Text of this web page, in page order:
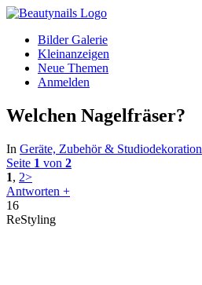
Bilder Galerie
Kleinanzeigen
Neue Themen
Anmelden
Welchen Nagelfräser?
In Geräte, Zubehör & Studiodekoration
Seite 1 von 2
1, 2>
Antworten +
16
ReStyling